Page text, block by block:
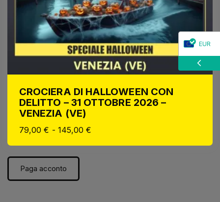
CROCIERA DI HALLOWEEN CON
DELITTO – 31 OTTOBRE 2026 –
VENEZIA (VE)
79,00€ - 145,00€
Paga acconto
EUR
CHF